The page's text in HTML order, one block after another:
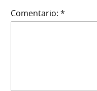
Comentario: *